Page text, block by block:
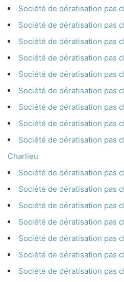
Société de dératisation pas
Société de dératisation pas
Société de dératisation pas
Société de dératisation pas
Société de dératisation pas
Société de dératisation pas
Société de dératisation pas
Société de dératisation pas
Société de dératisation pas
Charlieu
Société de dératisation pas
Société de dératisation pas
Société de dératisation pas
Société de dératisation pas
Société de dératisation pas
Société de dératisation pas
Société de dératisation pas